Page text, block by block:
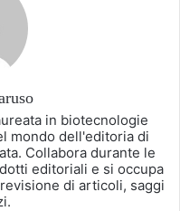
in biotecnologie
mondo dell'editoria di
Collabora durante le
editoriali e si occupa
di articoli, saggi